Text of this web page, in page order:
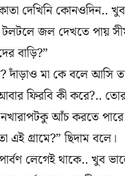
দেখিনি কোনওদিন..
জল দেখতে পায়
বাড়ি?”
দাঁড়াও মা কে বলে আসি
ফিরবি কী করে?..
আঁচ করতে
গ্রামে?” ছিদাম বলে।
লেগেই থাকে.. খুব